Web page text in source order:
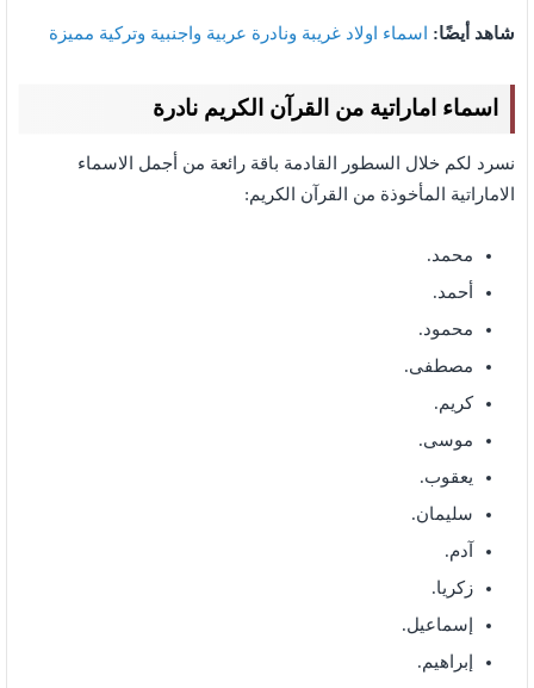
شاهد أيضًا: اسماء اولاد غريبة ونادرة عربية واجنبية وتركية مميزة
اسماء اماراتية من القرآن الكريم نادرة
نسرد لكم خلال السطور القادمة باقة رائعة من أجمل الاسماء
الاماراتية المأخوذة من القرآن الكريم:
محمد.
أحمد.
محمود.
مصطفى.
كريم.
موسى.
يعقوب.
سليمان.
آدم.
زكريا.
إسماعيل.
إبراهيم.